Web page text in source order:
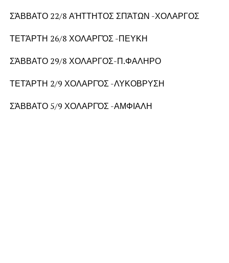
ΣΆΒΒΑΤΟ 22/8 ΑΉΤΤΗΤΟΣ ΣΠΆΤΩΝ -ΧΟΛΑΡΓΟΣ
ΤΕΤΆΡΤΗ 26/8 ΧΟΛΑΡΓΌΣ -ΠΕΥΚΗ
ΣΆΒΒΑΤΟ 29/8 ΧΟΛΑΡΓΟΣ-Π.ΦΑΛΗΡΟ
ΤΕΤΆΡΤΗ 2/9 ΧΟΛΑΡΓΌΣ -ΛΥΚΟΒΡΥΣΗ
ΣΆΒΒΑΤΟ 5/9 ΧΟΛΑΡΓΌΣ -ΑΜΦΙΑΛΗ